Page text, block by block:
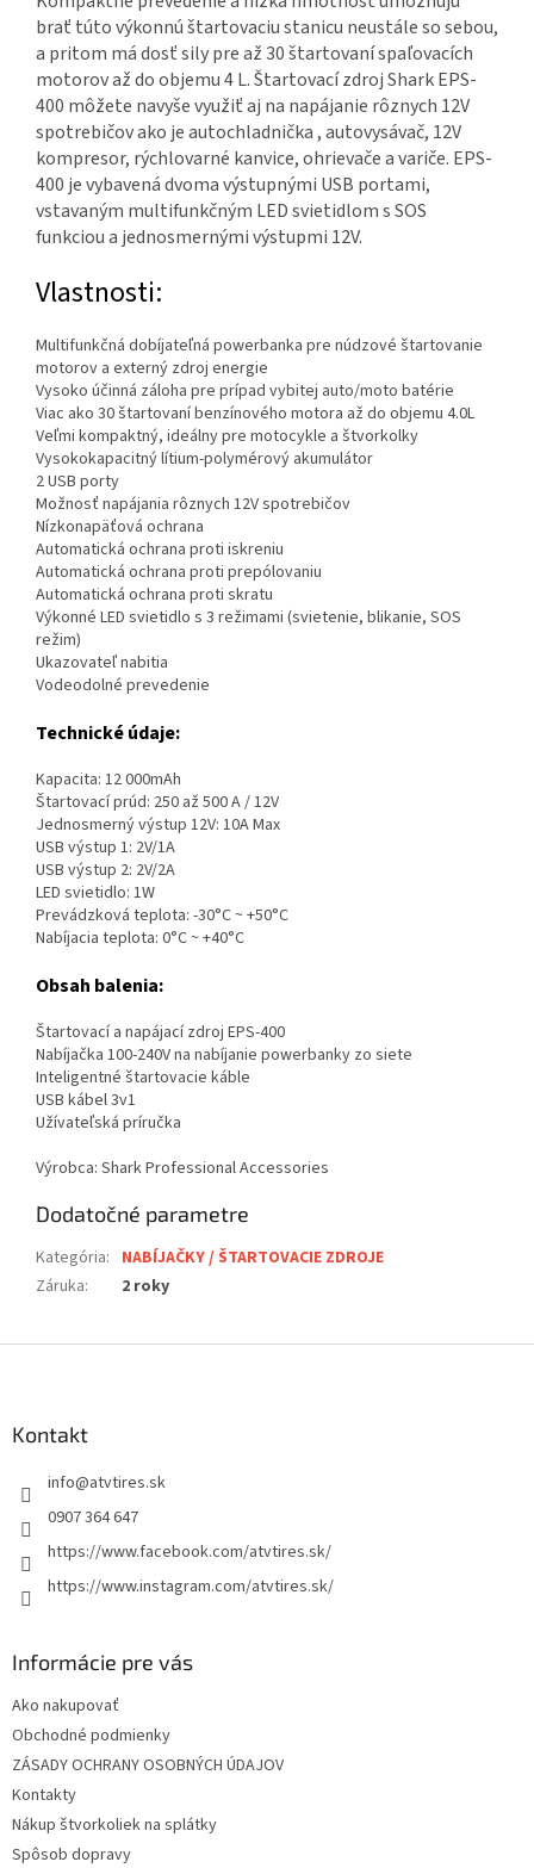
brať túto výkonnú štartovaciu stanicu neustále so sebou,
a pritom má dosť sily pre až 30 štartovaní spaľovacích
motorov až do objemu 4 L. Štartovací zdroj Shark EPS-
400 môžete navyše využiť aj na napájanie rôznych 12V
spotrebičov ako je autochladnička , autovysávač, 12V
kompresor, rýchlovarné kanvice, ohrievače a variče. EPS-
400 je vybavená dvoma výstupnými USB portami,
vstavaným multifunkčným LED svietidlom s SOS
funkciou a jednosmernými výstupmi 12V.
Vlastnosti:
Multifunkčná dobíjateľná powerbanka pre núdzové štartovanie
motorov a externý zdroj energie
Vysoko účinná záloha pre prípad vybitej auto/moto batérie
Viac ako 30 štartovaní benzínového motora až do objemu 4.0L
Veľmi kompaktný, ideálny pre motocykle a štvorkolky
Vysokokapacitný lítium-polymérový akumulátor
2 USB porty
Možnosť napájania rôznych 12V spotrebičov
Nízkonapäťová ochrana
Automatická ochrana proti iskreniu
Automatická ochrana proti prepólovaniu
Automatická ochrana proti skratu
Výkonné LED svietidlo s 3 režimami (svietenie, blikanie, SOS
režim)
Ukazovateľ nabitia
Vodeodolné prevedenie
Technické údaje:
Kapacita: 12 000mAh
Štartovací prúd: 250 až 500 A / 12V
Jednosmerný výstup 12V: 10A Max
USB výstup 1: 2V/1A
USB výstup 2: 2V/2A
LED svietidlo: 1W
Prevádzková teplota: -30°C ~ +50°C
Nabíjacia teplota: 0°C ~ +40°C
Obsah balenia:
Štartovací a napájací zdroj EPS-400
Nabíjačka 100-240V na nabíjanie powerbanky zo siete
Inteligentné štartovacie káble
USB kábel 3v1
Užívateľská príručka
Výrobca: Shark Professional Accessories
Dodatočné parametre
Kategória: NABÍJAČKY / ŠTARTOVACIE ZDROJE
Záruka: 2 roky
Kontakt
info@atvtires.sk
0907 364 647
https://www.facebook.com/atvtires.sk/
https://www.instagram.com/atvtires.sk/
Informácie pre vás
Ako nakupovať
Obchodné podmienky
ZÁSADY OCHRANY OSOBNÝCH ÚDAJOV
Kontakty
Nákup štvorkoliek na splátky
Spôsob dopravy